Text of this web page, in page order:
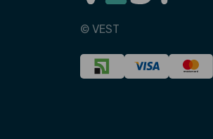
© VEST